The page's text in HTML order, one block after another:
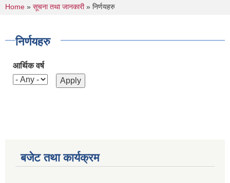
You are here
Home » सूचना तथा जानकारी» निर्णयहरु
निर्णयहरु
आर्थिक वर्ष
बजेट तथा कार्यक्रम